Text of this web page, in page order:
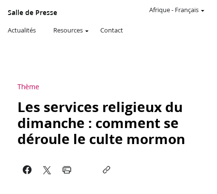
Salle de Presse
Actualités Resources Contact
Afrique- Français
Thème
Les services religieux du
dimanche : comment se
déroule le culte mormon